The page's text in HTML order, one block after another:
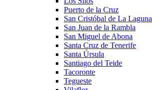
Puerto de la Cruz
San Cristóbal de La Laguna
San Juan de la Rambla
San Miguel de Abona
Santa Cruz de Tenerife
Santa Úrsula
Santiago del Teide
Tacoronte
Tegueste